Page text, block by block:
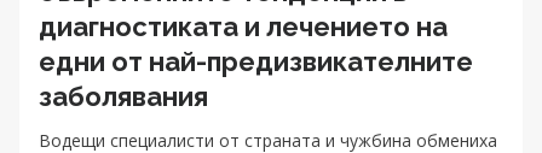
диагностиката и лечението на
едни от най-предизвикателните
заболявания
Водещи специалисти от страната и чужбина обмениха